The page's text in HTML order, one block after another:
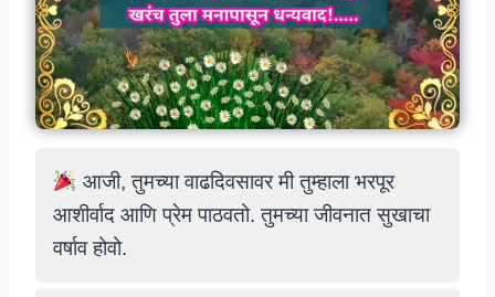
आजी, तुमच्या वाढदिवसावर मी तुम्हाला भरपूर
आशीर्वाद आणि प्रेम पाठवतो. तुमच्या जीवनात सुखाचा
वर्षाव होवो.